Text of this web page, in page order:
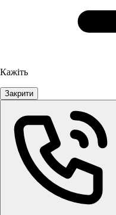
Кажіть
Закрити